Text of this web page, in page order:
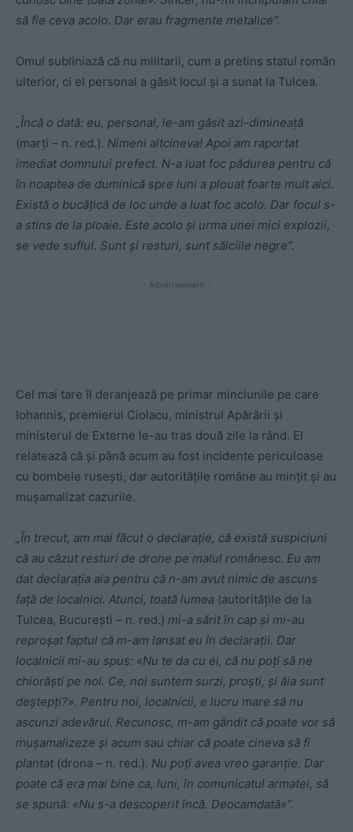
să fie ceva acolo. Dar erau fragmente metalice”.
Omul subliniază că nu militarii, cum a pretins statul român
ulterior, ci el personal a găsit locul și a sunat la Tulcea.
„Încă o dată: eu, personal, le-am găsit azi-dimineață
(marți – n. red.). Nimeni altcineva! Apoi am raportat
imediat domnului prefect. N-a luat foc pădurea pentru că
în noaptea de duminică spre luni a plouat foarte mult aici.
Există o bucățică de loc unde a luat foc acolo. Dar focul s-
a stins de la ploaie. Este acolo și urma unei mici explozii,
se vede suflul. Sunt și resturi, sunt sălciile negre”.
- Advertisement -
Cel mai tare îl deranjează pe primar minciunile pe care
Iohannis, premierul Ciolacu, ministrul Apărării și
ministerul de Externe le-au tras două zile la rând. El
relatează că și până acum au fost incidente periculoase
cu bombele rusești, dar autoritățile române au mințit și au
mușamalizat cazurile.
„În trecut, am mai făcut o declarație, că există suspiciuni
că au căzut resturi de drone pe malul românesc. Eu am
dat declarația aia pentru că n-am avut nimic de ascuns
față de localnici. Atunci, toată lumea (autoritățile de la
Tulcea, București – n. red.) mi-a sărit în cap și mi-au
reproșat faptul că m-am lansat eu în declarații. Dar
localnicii mi-au spus: «Nu te da cu ei, că nu poți să ne
chiorăști pe noi. Ce, noi suntem surzi, proști, și ăia sunt
deștepți?». Pentru noi, localnicii, e lucru mare să nu
ascunzi adevărul. Recunosc, m-am gândit că poate vor să
mușamalizeze și acum sau chiar că poate cineva să fi
plantat (drona – n. red.). Nu poți avea vreo garanție. Dar
poate că era mai bine ca, luni, în comunicatul armatei, să
se spună: «Nu s-a descoperit încă. Deocamdată»”.